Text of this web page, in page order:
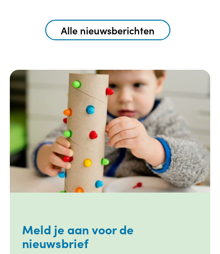
Alle nieuwsberichten
Meld je aan voor de
nieuwsbrief